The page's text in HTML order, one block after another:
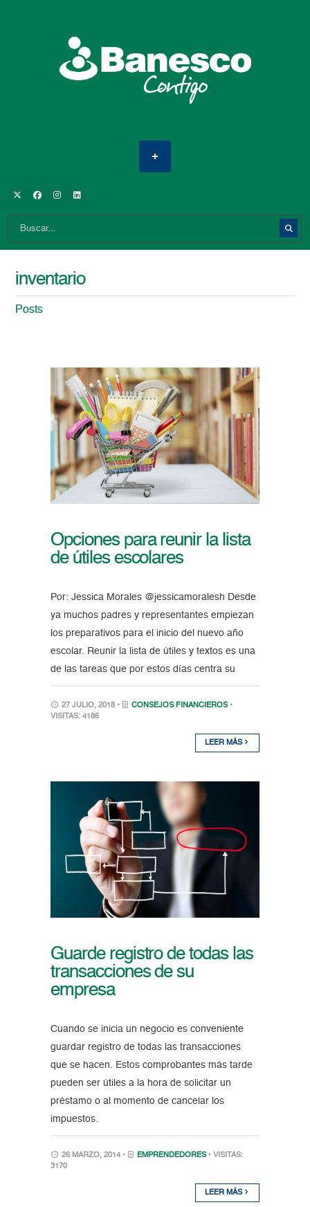
inventario
Posts
Opciones para reunir la lista
de útiles escolares
Por: Jessica Morales @jessicamoralesh Desde
ya muchos padres y representantes empiezan
los preparativos para el inicio del nuevo año
escolar. Reunir la lista de útiles y textos es una
de las tareas que por estos días centra su
27 JULIO, 2018 • CONSEJOS FINANCIEROS •
VISITAS: 4186
LEER MÁS
Guarde registro de todas las
transacciones de su
empresa
Cuando se inicia un negocio es conveniente
guardar registro de todas las transacciones
que se hacen. Estos comprobantes más tarde
pueden ser útiles a la hora de solicitar un
préstamo o al momento de cancelar los
impuestos.
26 MARZO, 2014 • EMPRENDEDORES • VISITAS:
3170
LEER MÁS